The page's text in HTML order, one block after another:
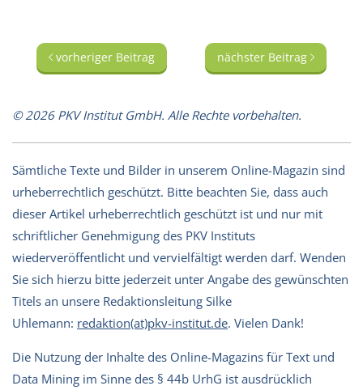
vorheriger Beitrag nächster Beitrag
© 2026 PKV Institut GmbH. Alle Rechte vorbehalten.
Sämtliche Texte und Bilder in unserem Online-Magazin sind
urheberrechtlich geschützt. Bitte beachten Sie, dass auch
dieser Artikel urheberrechtlich geschützt ist und nur mit
schriftlicher Genehmigung des PKV Instituts
wiederveröffentlicht und vervielfältigt werden darf. Wenden
Sie sich hierzu bitte jederzeit unter Angabe des gewünschten
Titels an unsere Redaktionsleitung Silke
Uhlemann: redaktion(at)pkv-institut.de. Vielen Dank!
Die Nutzung der Inhalte des Online-Magazins für Text und
Data Mining im Sinne des § 44b UrhG ist ausdrücklich